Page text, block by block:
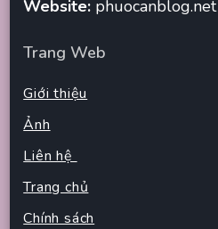
Website: phuocanblog.net
Trang Web
Giới thiệu
Ảnh
Liên hệ
Trang chủ
Chính sách